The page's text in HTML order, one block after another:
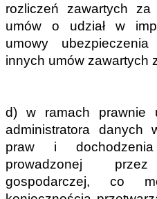
rozliczeń zawartych za
umów o udział w
umowy
innych umów zawartych
d) w ramach prawnie
administratora danych
praw i
prowadzonej
gospodarczej, co